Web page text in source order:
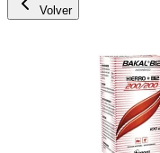
Volver